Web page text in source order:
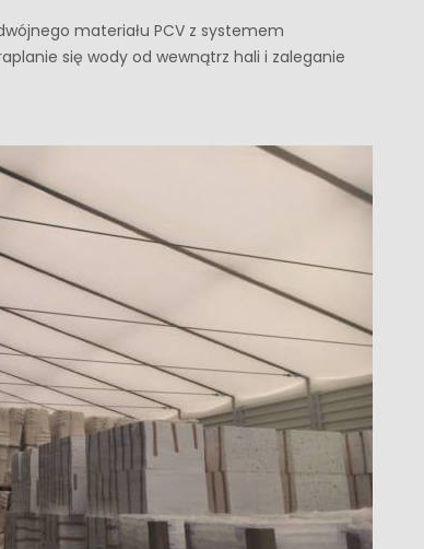
materiału PCV z systemem
się wody od wewnątrz hali i zaleganie